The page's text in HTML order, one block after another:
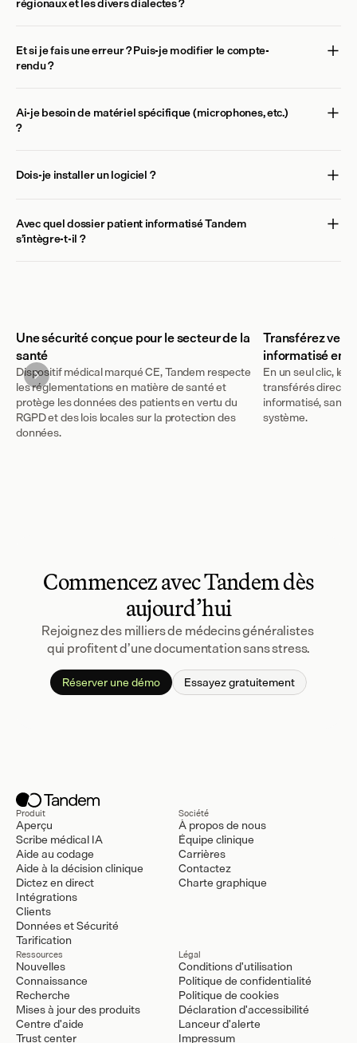
Et si je fais une erreur ? Puis-je modifier le compte-
rendu ?
Ai-je besoin de matériel spécifique (microphones, etc.)
?
Dois-je installer un logiciel ?
Avec quel dossier patient informatisé Tandem
s’intègre-t-il ?
Une sécurité conçue pour le secteur de la
santé
Dispositif médical marqué CE, Tandem respecte
les réglementations en matière de santé et
protège les données des patients en vertu du
RGPD et des lois locales sur la protection des
données.
Transférez
informatisé en
En un seul clic,
transférés
informatisé, sans
système.
Commencez avec Tandem dès
aujourd’hui
Rejoignez des milliers de médecins généralistes
qui profitent d’une documentation sans stress.
Réserver une démo Essayez gratuitement
Produit
Aperçu
Scribe médical IA
Aide au codage
Aide à la décision clinique
Dictez en direct
Intégrations
Clients
Données et Sécurité
Tarification
Société
À propos de nous
Équipe clinique
Carrières
Contactez
Charte graphique
Ressources
Nouvelles
Connaissance
Recherche
Mises à jour des produits
Centre d'aide
Trust center
Légal
Conditions d'utilisation
Politique de confidentialité
Politique de cookies
Déclaration d'accessibilité
Lanceur d'alerte
Impressum